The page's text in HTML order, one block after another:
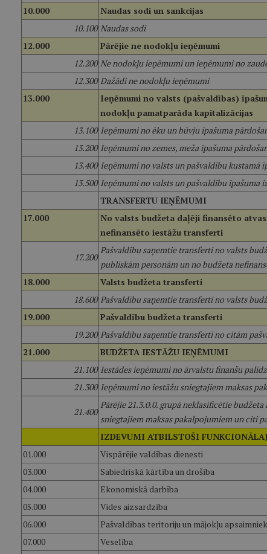
10.000
Naudas sodi un sankcijas
10.100 Naudas sodi
12.000
Pārējie ne nodokļu ieņēmumi
12.200 Ne nodokļu ieņēmumi un ieņēmumi no
12.300 Dažādi ne nodokļu ieņēmumi
13.000
Ieņēmumi no valsts (pašvaldības)
nodokļu pamatparāda kapitalizācijas
13.100 Ieņēmumi no ēku un būvju īpašuma
13.200 Ieņēmumi no zemes, meža īpašuma
13.400 Ieņēmumi no valsts un pašvaldību kustamā
13.500 Ieņēmumi no valsts un pašvaldību īpašuma
TRANSFERTU IEŅĒMUMI
17.000
No valsts budžeta daļēji finansēto
nefinansēto iestāžu transferti
17.200
Pašvaldību saņemtie transferti no valsts
publiskām personām un no budžeta
18.000 Valsts budžeta transferti
18.600 Pašvaldību saņemtie transferti no valsts
19.000
Pašvaldību budžeta transferti
19.200 Pašvaldību saņemtie transferti no citām
21.000
BUDŽETA IESTĀŽU IEŅĒMUMI
21.100 Iestādes ieņēmumi no ārvalstu finanšu
21.300 Ieņēmumi no iestāžu sniegtajiem maksas
21.400
Pārējie 21.3.0.0. grupā neklasificētie
sniegtajiem maksas pakalpojumiem un citi
IZDEVUMI ATBILSTOŠI
01.000
Vispārējie valdības dienesti
03.000
Sabiedriskā kārtība un drošība
04.000
Ekonomiskā darbība
05.000
Vides aizsardzība
06.000
Pašvaldības teritoriju un mājokļu
07.000
Veselība